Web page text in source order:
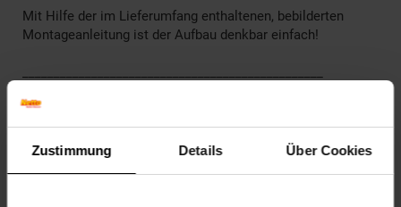
Zustimmung Details Über Cookies
Mit Hilfe der im Lieferumfang enthaltenen, bebilderten
Montageanleitung ist der Aufbau denkbar einfach!
Technische Daten
Farben